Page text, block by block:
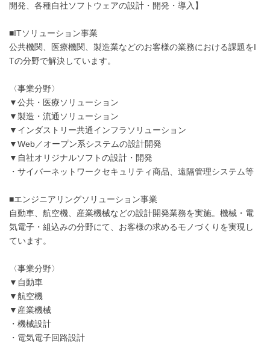
開発、各種自社ソフトウェアの設計・開発・導入】
■ITソリューション事業
公共機関、医療機関、製造業などのお客様の業務における課題をI
Tの分野で解決しています。
〈事業分野〉
▼公共・医療ソリューション
▼製造・流通ソリューション
▼インダストリー共通インフラソリューション
▼Web／オープン系システムの設計開発
▼自社オリジナルソフトの設計・開発
・サイバーネットワークセキュリティ商品、遠隔管理システム等
■エンジニアリングソリューション事業
自動車、航空機、産業機械などの設計開発業務を実施。機械・電
気電子・組込みの分野にて、お客様の求めるモノづくりを実現し
ています。
〈事業分野〉
▼自動車
▼航空機
▼産業機械
・機械設計
・電気電子回路設計